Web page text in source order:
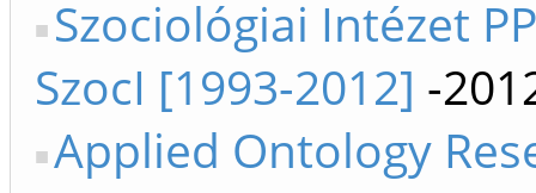
Szociológiai Intézet
SzocI [1993-2012] -
Applied Ontology